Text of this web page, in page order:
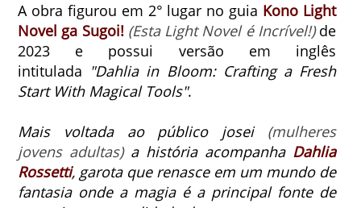
A obra figurou em 2° lugar no guia Kono Light
Novel ga Sugoi! (Esta Light Novel é Incrível!)de
2023 e possui versão em inglês
intitulada "Dahlia in Bloom: Crafting a Fresh
Start With Magical Tools".
Mais voltada ao público josei (mulheres
jovens adultas)a história acompanha Dahlia
Rossetti, garota que renasce em um mundo de
fantasia onde a magia é a principal fonte de